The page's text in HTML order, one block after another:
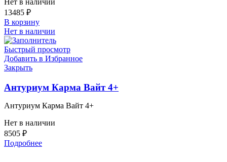
Нет в наличии
13485 ₽
В корзину
Нет в наличии
Быстрый просмотр
Добавить в Избранное
Закрыть
Антуриум Карма Вайт 4+
Антуриум Карма Вайт 4+
Нет в наличии
8505 ₽
Подробнее